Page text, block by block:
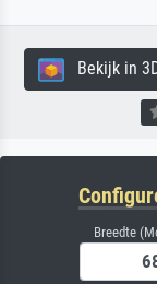
Bekijk in
Breedte